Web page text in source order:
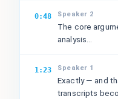
0:48 Speaker 2
The core
analysis...
1:23 Speaker 1
Exactly — and
transcripts